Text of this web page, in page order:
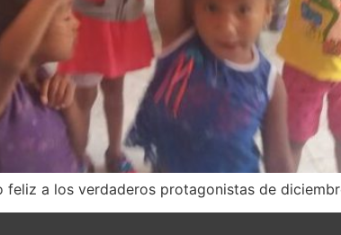
a los verdaderos protagonistas de